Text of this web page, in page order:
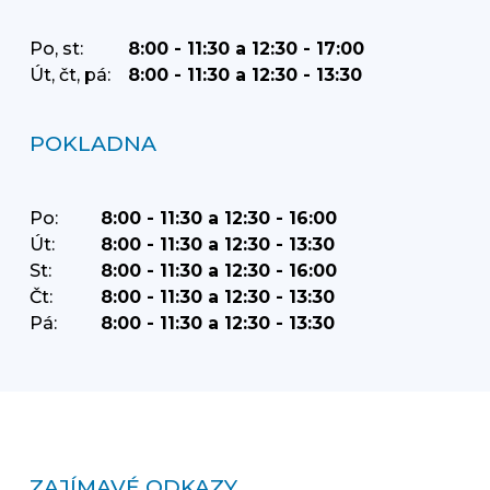
Po, st:
8:00 - 11:30 a 12:30 - 17:00
Út, čt, pá:
8:00 - 11:30 a 12:30 - 13:30
POKLADNA
Po:
8:00 - 11:30 a 12:30 - 16:00
Út:
8:00 - 11:30 a 12:30 - 13:30
St:
8:00 - 11:30 a 12:30 - 16:00
Čt:
8:00 - 11:30 a 12:30 - 13:30
Pá:
8:00 - 11:30 a 12:30 - 13:30